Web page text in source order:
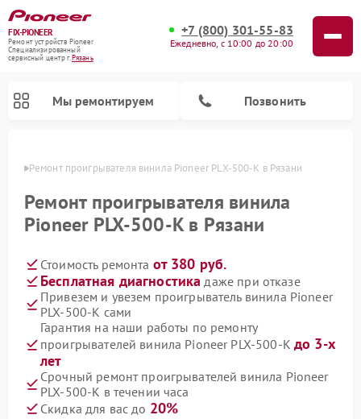
FIX-PIONEER
Ремонт устройств Pioneer
Специализированный
cервисный центр г.Рязань
+7 (800) 301-55-83
Ежедневно, с 10:00 до 20:00
Мы ремонтируем Позвонить
Ремонт проигрывателя винила Pioneer PLX‑500‑K в Рязани
Ремонт проигрывателя винила
Pioneer PLX‑500‑K в Рязани
Стоимость ремонта от 380 руб.
Бесплатная диагностика даже при отказе
Привезем и увезем проигрыватель винила Pioneer
PLX‑500‑K сами
Гарантия на наши работы по ремонту
проигрывателей винила Pioneer PLX‑500‑K до 3-х
лет
Срочный ремонт проигрывателей винила Pioneer
PLX‑500‑K в течении часа
Скидка для вас до 20%